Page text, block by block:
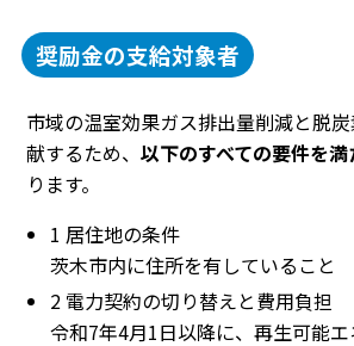
奨励金の支給対象者
市域の温室効果ガス排出量削減と脱
献するため、 以下のすべての要件を
ります。
1 居住地の条件
茨木市内に住所を有していること
2 電力契約の切り替えと費用負担
令和7年4月1日以降に、再生可能